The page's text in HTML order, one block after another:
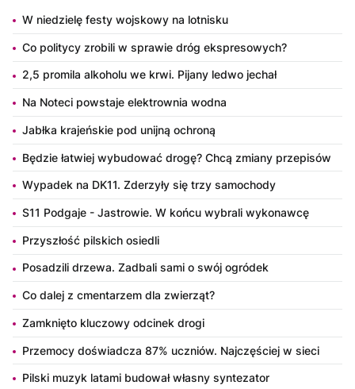
W niedzielę festy wojskowy na lotnisku
Co politycy zrobili w sprawie dróg ekspresowych?
2,5 promila alkoholu we krwi. Pijany ledwo jechał
Na Noteci powstaje elektrownia wodna
Jabłka krajeńskie pod unijną ochroną
Będzie łatwiej wybudować drogę? Chcą zmiany przepisów
Wypadek na DK11. Zderzyły się trzy samochody
S11 Podgaje - Jastrowie. W końcu wybrali wykonawcę
Przyszłość pilskich osiedli
Posadzili drzewa. Zadbali sami o swój ogródek
Co dalej z cmentarzem dla zwierząt?
Zamknięto kluczowy odcinek drogi
Przemocy doświadcza 87% uczniów. Najczęściej w sieci
Pilski muzyk latami budował własny syntezator